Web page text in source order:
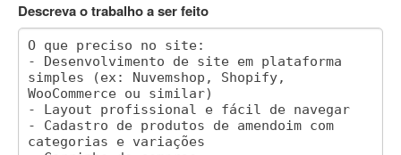
Descreva o trabalho a ser feito